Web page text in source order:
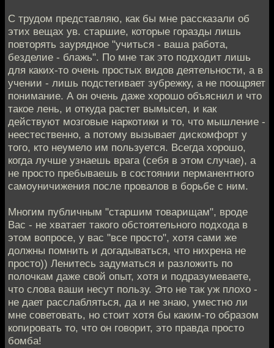
С трудом представляю, как бы мне рассказали об
этих вещах ув. старшие, которые горазды лишь
повторять заурядное "учиться - ваша работа,
безделие - блажь". По мне так это подходит лишь
для каких-то очень простых видов деятельности, а в
учении - лишь подстегивает зубрежку, а не поощряет
понимание. А он очень даже хорошо объяснил и что
такое лень, и откуда растет вымысел, и как
действуют мозговые наркотики и то, что мышление -
неестественно, а потому вызывает дискомфорт у
того, кто неумело им пользуется. Всегда хорошо,
когда лучше узнаешь врага (себя в этом случае), а
не просто пребываешь в состоянии перманентного
самоуничижения после провалов в борьбе с ним.
Многим публичным "старшим товарищам", вроде
Вас - не хватает такого обстоятельного подхода в
этом вопросе, у вас "все просто", хотя сами же
должны помнить и догадываться, что нихрена не
просто)) Ленитесь задуматься и разложить по
полочкам даже свой опыт, хотя и подразумеваете,
что слова ваши несут пользу. Это не так уж плохо -
не дает расслабляться, да и не знаю, уместно ли
мне советовать, но стоит хотя бы каким-то образом
копировать то, что он говорит, это правда просто
бомба!